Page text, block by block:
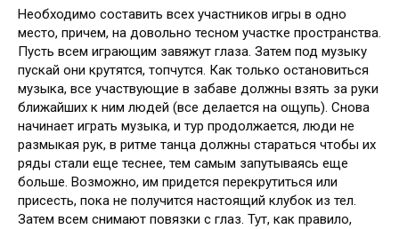
Необходимо составить всех участников игры в одно
место, причем, на довольно тесном участке пространства.
Пусть всем играющим завяжут глаза. Затем под музыку
пускай они крутятся, топчутся. Как только остановиться
музыка, все участвующие в забаве должны взять за руки
ближайших к ним людей (все делается на ощупь). Снова
начинает играть музыка, и тур продолжается, люди не
размыкая рук, в ритме танца должны стараться чтобы их
ряды стали еще теснее, тем самым запутываясь еще
больше. Возможно, им придется перекрутиться или
присесть, пока не получится настоящий клубок из тел.
Затем всем снимают повязки с глаз. Тут, как правило,